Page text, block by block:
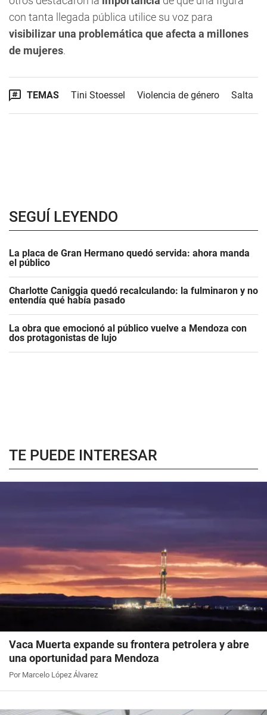
con tanta llegada pública utilice su voz para
visibilizar una problemática que afecta a millones
de mujeres.
TEMAS Tini Stoessel Violencia de género Salta
SEGUÍ LEYENDO
La placa de Gran Hermano quedó servida: ahora manda
el público
Charlotte Caniggia quedó recalculando: la fulminaron y no
entendía qué había pasado
La obra que emocionó al público vuelve a Mendoza con
dos protagonistas de lujo
TE PUEDE INTERESAR
Vaca Muerta expande su frontera petrolera y abre
una oportunidad para Mendoza
Por Marcelo López Álvarez